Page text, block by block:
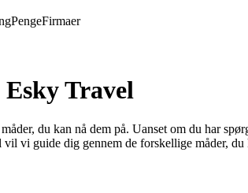
PengeFirmaer
Travel
du kan nå dem på. Uanset om du har
vi guide dig gennem de forskellige måder, du